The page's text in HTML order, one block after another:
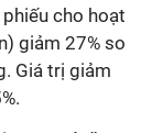
cho hoạt
giảm 27% so
Giá trị giảm